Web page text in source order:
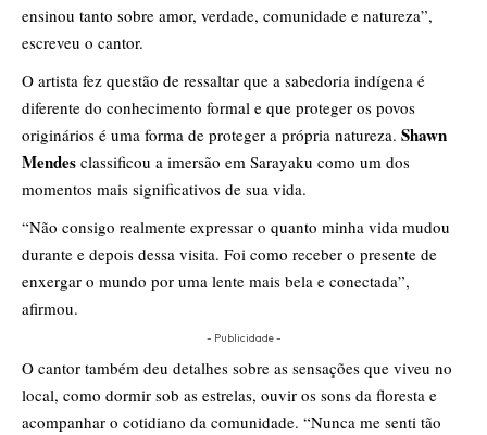
ensinou tanto sobre amor, verdade, comunidade e natureza”,
escreveu o cantor.
O artista fez questão de ressaltar que a sabedoria indígena é
diferente do conhecimento formal e que proteger os povos
originários é uma forma de proteger a própria natureza. Shawn
Mendes classificou a imersão em Sarayaku como um dos
momentos mais significativos de sua vida.
“Não consigo realmente expressar o quanto minha vida mudou
durante e depois dessa visita. Foi como receber o presente de
enxergar o mundo por uma lente mais bela e conectada”,
afirmou.
- Publicidade -
O cantor também deu detalhes sobre as sensações que viveu no
local, como dormir sob as estrelas, ouvir os sons da floresta e
acompanhar o cotidiano da comunidade. “Nunca me senti tão